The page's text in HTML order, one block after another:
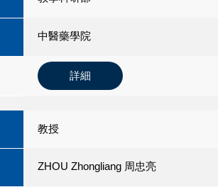
中醫藥學院
詳細
教授
ZHOU Zhongliang 周忠亮